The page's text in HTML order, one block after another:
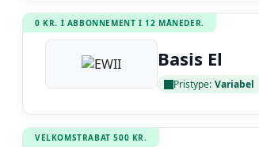
0 KR. I ABBONNEMENT I 12 MÅNEDER.
Basis El
Pristype: Variabel
VELKOMSTRABAT 500 KR.